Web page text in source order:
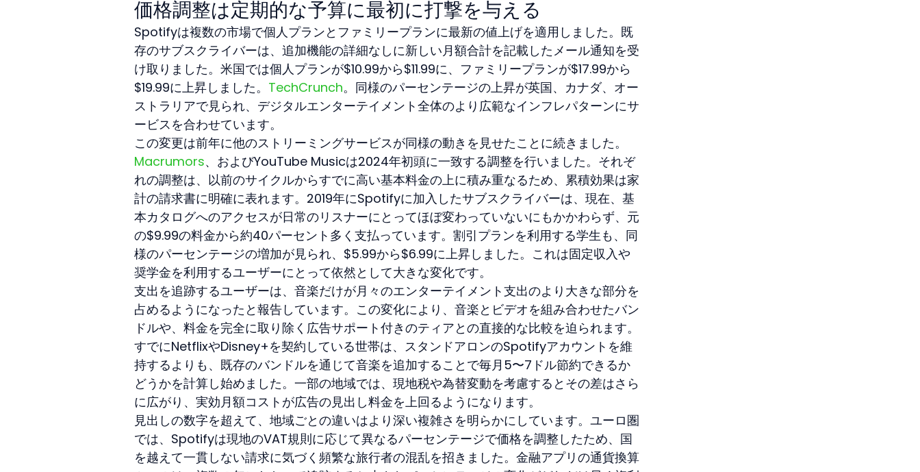
価格調整は定期的な予算に最初に打撃を与える
Spotifyは複数の市場で個人プランとファミリープランに最新の値上げを適用しました。既
存のサブスクライバーは、追加機能の詳細なしに新しい月額合計を記載したメール通知を受
け取りました。米国では個人プランが$10.99から$11.99に、ファミリープランが$17.99から
$19.99に上昇しました。 TechCrunch。同様のパーセンテージの上昇が英国、カナダ、オー
ストラリアで見られ、デジタルエンターテイメント全体のより広範なインフレパターンにサ
ービスを合わせています。
この変更は前年に他のストリーミングサービスが同様の動きを見せたことに続きました。
Macrumors、およびYouTube Musicは2024年初頭に一致する調整を行いました。それぞ
れの調整は、以前のサイクルからすでに高い基本料金の上に積み重なるため、累積効果は家
計の請求書に明確に表れます。2019年にSpotifyに加入したサブスクライバーは、現在、基
本カタログへのアクセスが日常のリスナーにとってほぼ変わっていないにもかかわらず、元
の$9.99の料金から約40パーセント多く支払っています。割引プランを利用する学生も、同
様のパーセンテージの増加が見られ、$5.99から$6.99に上昇しました。これは固定収入や
奨学金を利用するユーザーにとって依然として大きな変化です。
支出を追跡するユーザーは、音楽だけが月々のエンターテイメント支出のより大きな部分を
占めるようになったと報告しています。この変化により、音楽とビデオを組み合わせたバン
ドルや、料金を完全に取り除く広告サポート付きのティアとの直接的な比較を迫られます。
すでにNetflixやDisney+を契約している世帯は、スタンドアロンのSpotifyアカウントを維
持するよりも、既存のバンドルを通じて音楽を追加することで毎月5〜7ドル節約できるか
どうかを計算し始めました。一部の地域では、現地税や為替変動を考慮するとその差はさら
に広がり、実効月額コストが広告の見出し料金を上回るようになります。
見出しの数字を超えて、地域ごとの違いはより深い複雑さを明らかにしています。ユーロ圏
では、Spotifyは現地のVAT規則に応じて異なるパーセンテージで価格を調整したため、国
を越えて一貫しない請求に気づく頻繁な旅行者の混乱を招きました。金融アプリの通貨換算